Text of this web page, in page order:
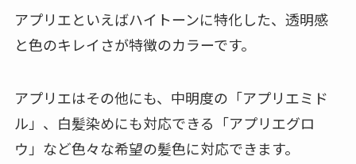
アプリエといえばハイトーンに特化した、透明感
と色のキレイさが特徴のカラーです。
アプリエはその他にも、中明度の「アプリエミド
ル」、白髪染めにも対応できる「アプリエグロ
ウ」など色々な希望の髪色に対応できます。